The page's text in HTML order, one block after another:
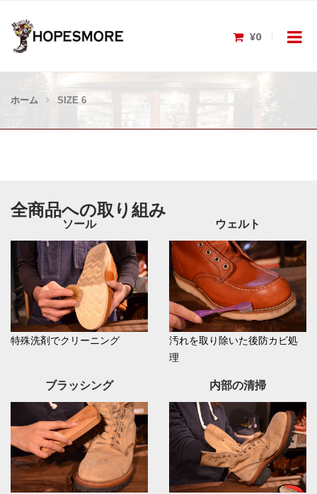
¥0
ホーム SIZE 6
全商品への取り組み
ソール
特殊洗剤でクリーニング
ウェルト
汚れを取り除いた後防カビ処
理
ブラッシング 内部の清掃